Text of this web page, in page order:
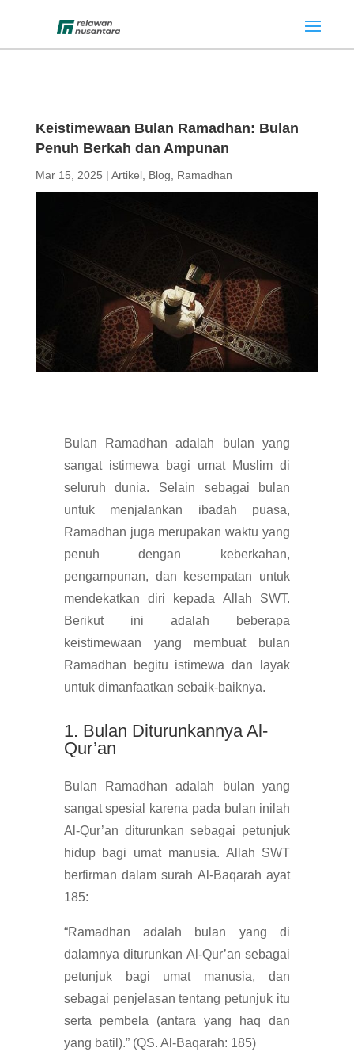
Keistimewaan Bulan Ramadhan: Bulan
Penuh Berkah dan Ampunan
Mar 15, 2025 | Artikel, Blog Ramadhan
Bulan Ramadhan adalah bulan yang
sangat istimewa bagi umat Muslim di
seluruh dunia. Selain sebagai bulan
untuk menjalankan ibadah puasa,
Ramadhan juga merupakan waktu yang
penuh dengan keberkahan,
pengampunan, dan kesempatan untuk
mendekatkan diri kepada Allah SWT.
Berikut ini adalah beberapa
keistimewaan yang membuat bulan
Ramadhan begitu istimewa dan layak
untuk dimanfaatkan sebaik-baiknya.
1. Bulan Diturunkannya Al-
Qur’an
Bulan Ramadhan adalah bulan yang
sangat spesial karena pada bulan inilah
Al-Qur’an diturunkan sebagai petunjuk
hidup bagi umat manusia. Allah SWT
berfirman dalam surah Al-Baqarah ayat
185:
“Ramadhan adalah bulan yang di
dalamnya diturunkan Al-Qur’an sebagai
petunjuk bagi umat manusia, dan
sebagai penjelasan tentang petunjuk itu
serta pembela (antara yang haq dan
yang batil).” (QS. Al-Baqarah: 185)